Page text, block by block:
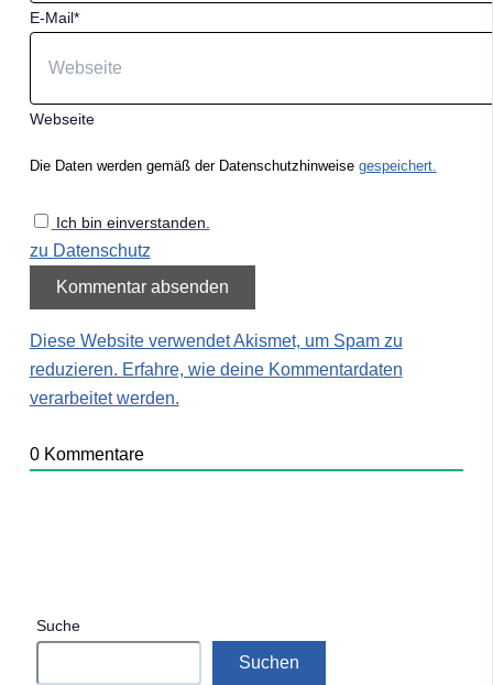
E-Mail*
Webseite
Die Daten werden gemäß der Datenschutzhinweise gespeichert.
Ich bin einverstanden.
zu Datenschutz
Diese Website verwendet Akismet, um Spam zu
reduzieren. Erfahre, wie deine Kommentardaten
verarbeitet werden.
0Kommentare
Suche
Suchen